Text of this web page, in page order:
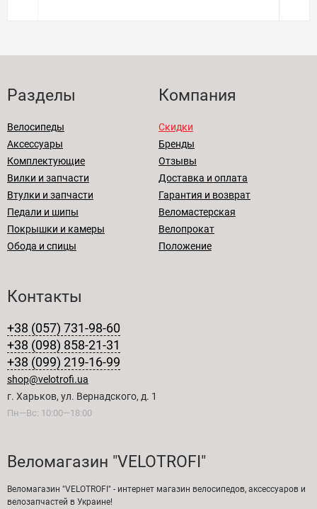
Разделы
Велосипеды
Аксессуары
Комплектующие
Вилки и запчасти
Втулки и запчасти
Педали и шипы
Покрышки и камеры
Обода и спицы
Компания
Скидки
Бренды
Отзывы
Доставка и оплата
Гарантия и возврат
Веломастерская
Велопрокат
Положение
Контакты
+38 (057) 731-98-60
+38 (098) 858-21-31
+38 (099) 219-16-99
shop@velotrofi.ua
г. Харьков, ул. Вернадского, д. 1
Пн—Вс: 10:00—18:00
Веломагазин "VELOTROFI"
Веломагазин "VELOTROFI" - интернет магазин велосипедов, аксессуаров и
велозапчастей в Украине!